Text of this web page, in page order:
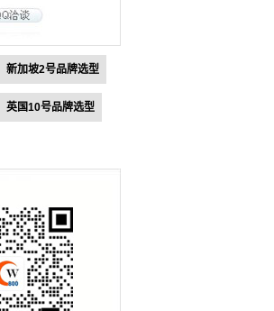
新加坡2号品牌选型
英国10号品牌选型